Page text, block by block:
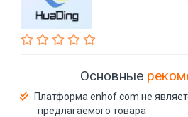
Основные
Платформа enhof.com не
предлагаемого товара